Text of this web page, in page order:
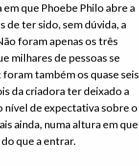
que Phoebe Philo abre a
de ter sido, sem dúvida, a
foram apenas os três
milhares de pessoas se
também os quase seis
da criadora ter deixado a
nível de expectativa sobre o
ainda, numa altura em que
que a entrar.